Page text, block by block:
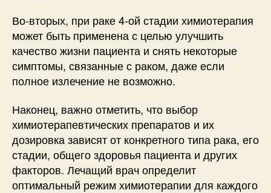
Во-вторых, при раке 4-ой стадии химиотерапия
может быть применена с целью улучшить
качество жизни пациента и снять некоторые
симптомы, связанные с раком, даже если
полное излечение не возможно.
Наконец, важно отметить, что выбор
химиотерапевтических препаратов и их
дозировка зависят от конкретного типа рака, его
стадии, общего здоровья пациента и других
факторов. Лечащий врач определит
оптимальный режим химиотерапии для каждого